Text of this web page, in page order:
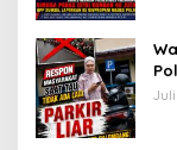
Juli